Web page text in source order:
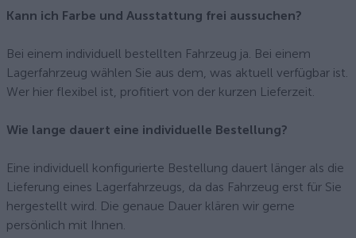
Kann ich Farbe und Ausstattung frei aussuchen?
Bei einem individuell bestellten Fahrzeug ja. Bei einem
Lagerfahrzeug wählen Sie aus dem, was aktuell verfügbar ist.
Wer hier flexibel ist, profitiert von der kurzen Lieferzeit.
Wie lange dauert eine individuelle Bestellung?
Eine individuell konfigurierte Bestellung dauert länger als die
Lieferung eines Lagerfahrzeugs, da das Fahrzeug erst für Sie
hergestellt wird. Die genaue Dauer klären wir gerne
persönlich mit Ihnen.